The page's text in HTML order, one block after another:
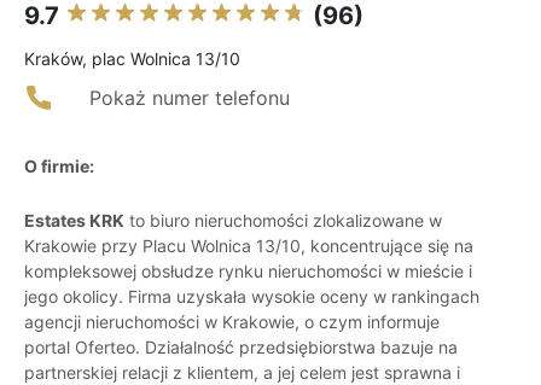
9.7 (96)
Kraków, plac Wolnica 13/10
Pokaż numer telefonu
O firmie:
Estates KRK to biuro nieruchomości zlokalizowane w
Krakowie przy Placu Wolnica 13/10, koncentrujące się na
kompleksowej obsłudze rynku nieruchomości w mieście i
jego okolicy. Firma uzyskała wysokie oceny w rankingach
agencji nieruchomości w Krakowie, o czym informuje
portal Oferteo. Działalność przedsiębiorstwa bazuje na
partnerskiej relacji z klientem, a jej celem jest sprawna i